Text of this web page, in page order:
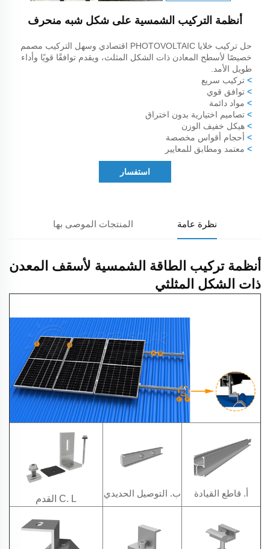
أنظمة التركيب الشمسية على شكل شبه منحرف
حل تركيب خلايا PHOTOVOLTAIC اقتصادي وسهل التركيب مصمم
خصيصًا لأسطح المعادن ذات الشكل المثلث، ويقدم توافقًا قويًا وأداء
طويل الأمد.
> تركيب سريع
> توافق قوي
> مواد دائمة
> تصاميم اختيارية بدون اختراق
> هيكل خفيف الوزن
> أحجام أقواس مخصصة
> معتمد ومطابق للمعايير
استفسار
نظرة عامة المنتجات الموصى بها
أنظمة تركيب الطاقة الشمسية لأسقف المعدن
ذات الشكل المثلثي
أ. قاطع القيادة ب. التوصيل الحديدي
C. L القدم